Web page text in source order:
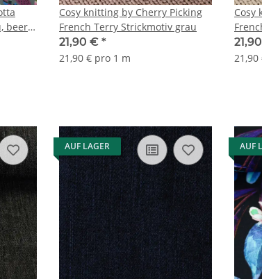
beere,
Cosy knitting by Cherry Picking
French Terry Strickmotiv grau
21,90 € *
21,90 € pro 1 m
Cosy
AUF LAGER AUF